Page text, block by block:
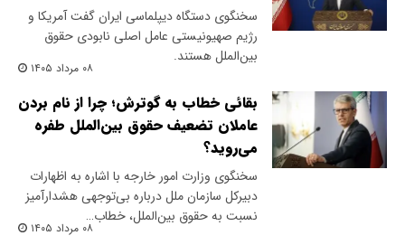
سخنگوی دستگاه دیپلماسی ایران گفت آمریکا و
رژیم صهیونیستی عامل اصلی نابودی حقوق
بین‌الملل هستند.
۰۸ مرداد ۱۴۰۵
بقائی خطاب به گوترش؛ چرا از نام بردن
عاملان تضعیف حقوق بین‌الملل طفره
می‌روید؟
سخنگوی وزارت امور خارجه با اشاره به اظهارات
دبیرکل سازمان ملل درباره بی‌توجهی هشدارآمیز
نسبت به حقوق بین‌الملل، خطاب…
۰۸ مرداد ۱۴۰۵